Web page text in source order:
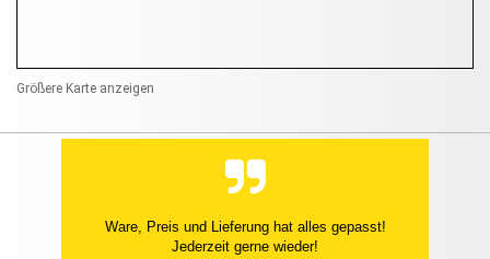
Größere Karte anzeigen
Ware, Preis und Lieferung hat alles gepasst!
Jederzeit gerne wieder!